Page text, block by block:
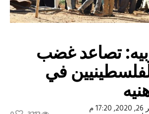
تصاعد غضب
في